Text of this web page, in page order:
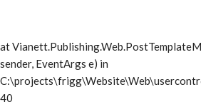
at
sender, EventArgs e) in
40